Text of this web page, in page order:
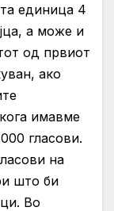
единица 4
а може и
од првиот
ако
имавме
гласови.
на
што би
Во